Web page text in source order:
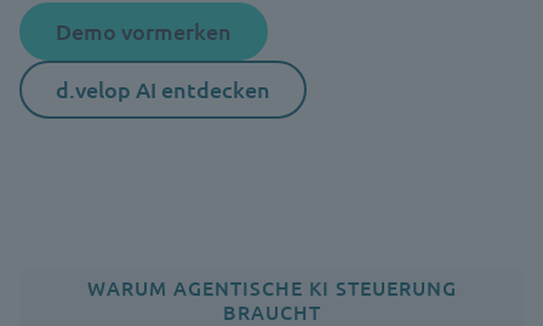
Demo vormerken
d.velop AI entdecken
WARUM AGENTISCHE KI STEUERUNG
BRAUCHT